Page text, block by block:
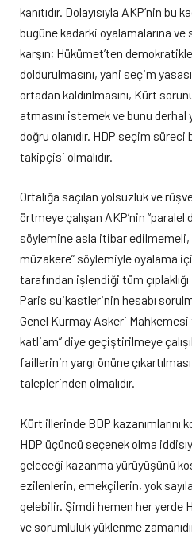
kanıtıdır. Dolayısıyla AKP’nin bu
bugüne kadarki oyalamalarına ve
karşın; Hükümet’ten
doldurulmasını, yani seçim
ortadan kaldırılmasını, Kürt
atmasını istemek ve bunu derhal
doğru olanıdır. HDP seçim
takipçisi olmalıdır.
Ortalığa saçılan yolsuzluk ve
örtmeye çalışan AKP’nin “paralel
söylemine asla itibar edilmemeli,
müzakere” söylemiyle oyalama
tarafından işlendiği tüm
Paris suikastlerinin hesabı
Genel Kurmay Askeri Mahkemesi
katliam” diye geçiştirilmeye
faillerinin yargı önüne
taleplerinden olmalıdır.
Kürt illerinde BDP kazanımlarını
HDP üçüncü seçenek olma
geleceği kazanma yürüyüşünü
ezilenlerin, emekçilerin, yok
gelebilir. Şimdi hemen her yerde
ve sorumluluk yüklenme